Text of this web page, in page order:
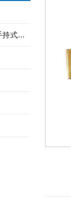
HANDHELD DEVICE (手持式電子產品)